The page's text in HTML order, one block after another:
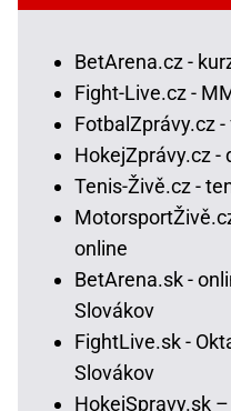
BetArena.cz -
Fight-Live.cz -
FotbalZprávy.cz
HokejZprávy.cz -
Tenis-Živě.cz -
online
BetArena.sk -
Slovákov
FightLive.sk -
Slovákov
HokejSpravy.sk